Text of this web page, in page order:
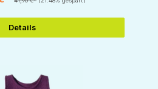
Details